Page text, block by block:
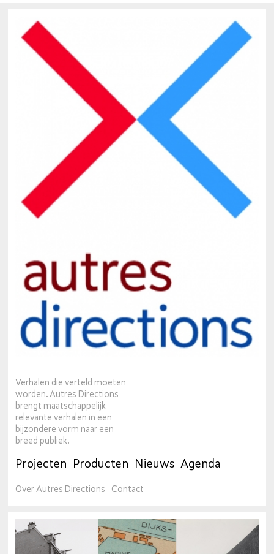
Verhalen die verteld moeten
worden. Autres Directions
brengt maatschappelijk
relevante verhalen in een
bijzondere vorm naar een
breed publiek.
Projecten Producten Nieuws Agenda
Over Autres Directions Contact